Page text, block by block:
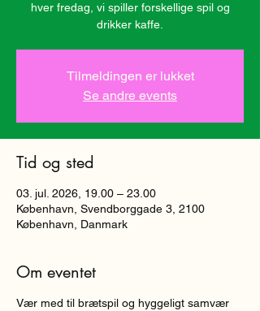
hver fredag, vi spiller forskellige spil og
drikker kaffe.
Tilmeldingen er lukket
Se andre events
Tid og sted
03. jul. 2026, 19.00 – 23.00
København, Svendborggade 3, 2100
København, Danmark
Om eventet
Vær med til brætspil og hyggeligt samvær